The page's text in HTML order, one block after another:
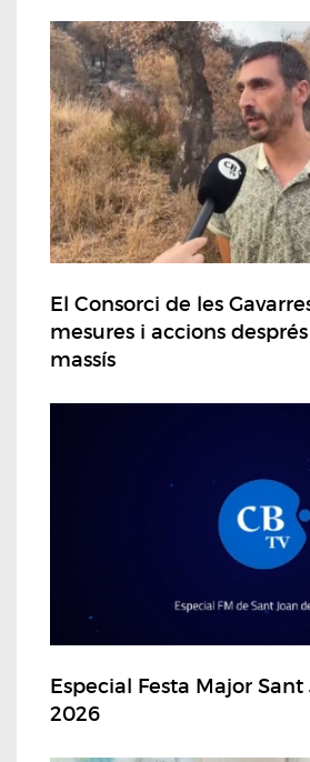
El Consorci de les
mesures i accions
massís
Especial Festa Major
2026